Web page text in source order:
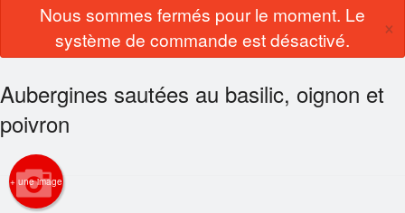
Commander en ligne
Emplacement
Français
Inscription
Nous sommes fermés pour le moment. Le
système de commande est désactivé.
×
Aubergines sautées au basilic, oignon et
poivron
+ une image